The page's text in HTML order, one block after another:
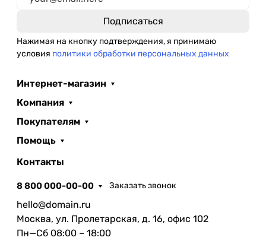
Нажимая на кнопку подтверждения, я принимаю
условия политики обработки персональных данных
Интернет-магазин
Компания
Покупателям
Помощь
Контакты
8 800 000-00-00 Заказать звонок
hello@domain.ru
Москва, ул. Пролетарская, д. 16, офис 102
Пн—Сб 08:00 – 18:00